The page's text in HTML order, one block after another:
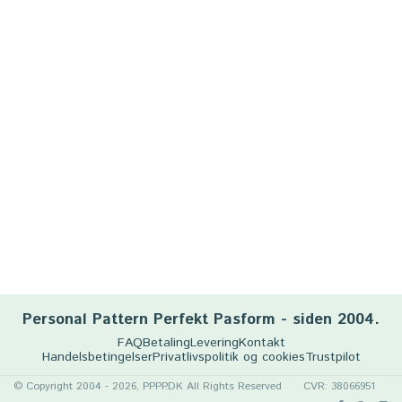
Personal Pattern Perfekt Pasform - siden 2004.
FAQBetalingLeveringKontakt
HandelsbetingelserPrivatlivspolitik og cookiesTrustpilot
© Copyright 2004 - 2026, PPPP.DK All Rights Reserved CVR: 38066951